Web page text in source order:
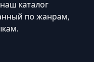
каталог
по жанрам,